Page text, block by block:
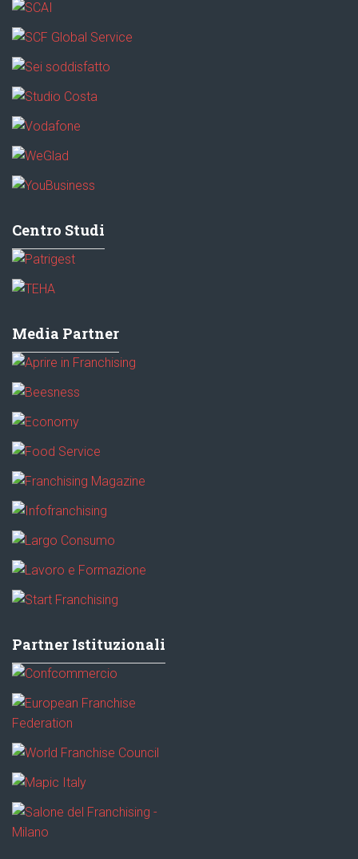
Centro Studi
Media Partner
Partner Istituzionali